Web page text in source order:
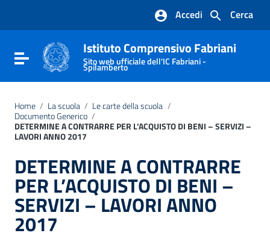
Vai al footer
Cerca
Accedi
Attiva / disattiva la navigazione
Istituto Comprensivo Fabriani
Sito web ufficiale dell'IC Fabriani -
Spilamberto
Home / La scuola / Le carte della scuola /
Documento Generico /
DETERMINE A CONTRARRE PER L’ACQUISTO DI BENI – SERVIZI –
LAVORI ANNO 2017
DETERMINE A CONTRARRE
PER L’ACQUISTO DI BENI –
SERVIZI – LAVORI ANNO
2017